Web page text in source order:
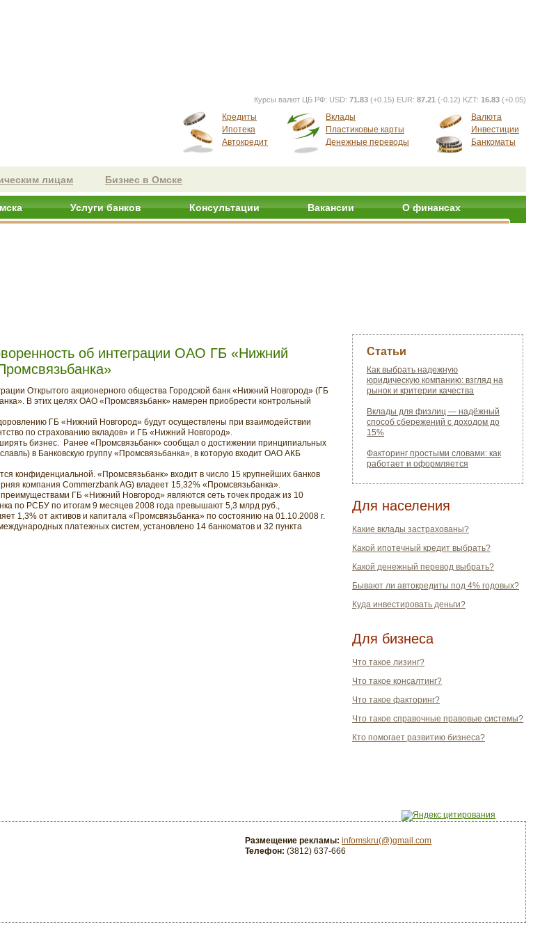
Курсы валют ЦБ РФ: USD: 71.83 (+0.15) EUR: 87.21 (-0.12) KZT: 16.83 (+0.05)
Кредиты
Ипотека
Автокредит
Вклады
Пластиковые карты
Денежные переводы
Валюта
Инвестиции
Банкоматы
лицам Бизнес в Омске
Услуги банков Консультации Вакансии О финансах
об интеграции ОАО ГБ «Нижний
Открытого акционерного общества Городской банк «Нижний Новгород» (ГБ
В этих целях ОАО «Промсвязьбанк» намерен приобрести контрольный
ГБ «Нижний Новгород» будут осуществлены при взаимодействии
по страхованию вкладов» и ГБ «Нижний Новгород».
бизнес. Ранее «Промсвязьбанк» сообщал о достижении принципиальных
в Банковскую группу «Промсвязьбанка», в которую входит ОАО АКБ
конфиденциальной. «Промсвязьбанк» входит в число 15 крупнейших банков
компания Commerzbank AG) владеет 15,32% «Промсвязьбанка».
ГБ «Нижний Новгород» являются сеть точек продаж из 10
по РСБУ по итогам 9 месяцев 2008 года превышают 5,3 млрд руб.,
1,3% от активов и капитала «Промсвязьбанка» по состоянию на 01.10.2008 г.
платежных систем, установлено 14 банкоматов и 32 пункта
Статьи
Как выбрать надежную
юридическую компанию: взгляд на
рынок и критерии качества
Вклады для физлиц — надёжный
способ сбережений с доходом до
15%
Факторинг простыми словами: как
работает и оформляется
Для населения
Какие вклады застрахованы?
Какой ипотечный кредит выбрать?
Какой денежный перевод выбрать?
Бывают ли автокредиты под 4% годовых?
Куда инвестировать деньги?
Для бизнеса
Что такое лизинг?
Что такое консалтинг?
Что такое факторинг?
Что такое справочные правовые системы?
Кто помогает развитию бизнеса?
Размещение рекламы: infomskru(@)gmail.com
Телефон: (3812) 637-666